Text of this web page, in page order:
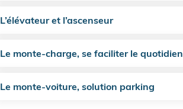
L’élévateur et l’ascenseur
Le monte-charge, se faciliter le quotidien
Le monte-voiture, solution parking